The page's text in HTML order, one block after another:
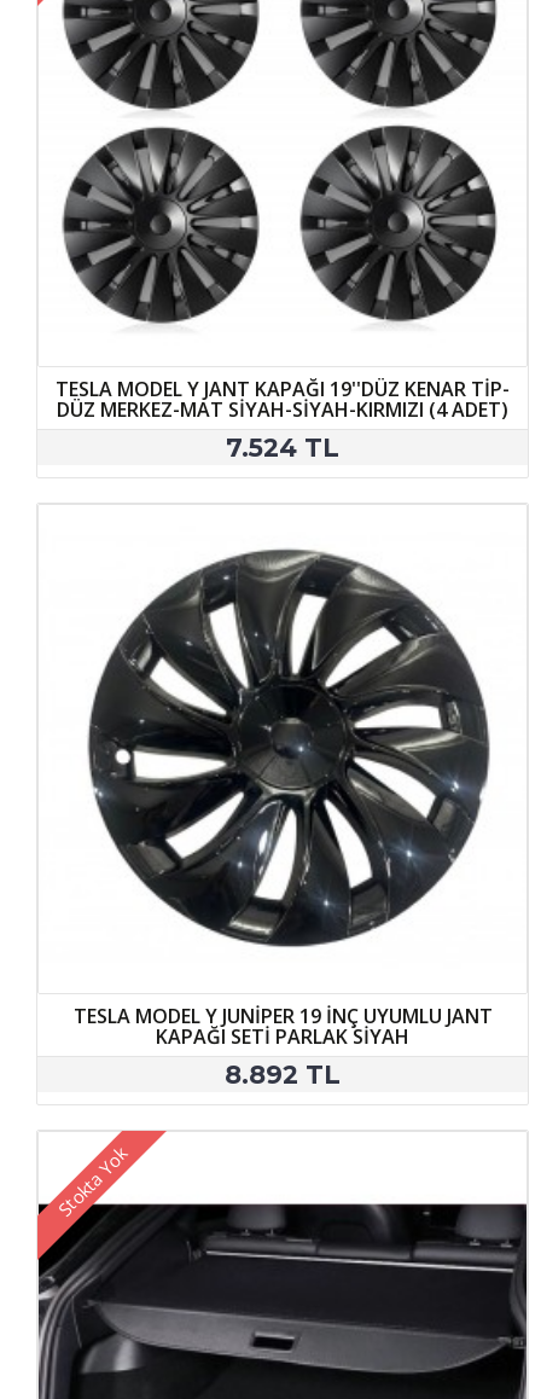
TESLA MODEL Y JANT KAPAĞI 19''DÜZ KENAR TİP-
DÜZ MERKEZ-MAT SİYAH-SİYAH-KIRMIZI (4 ADET)
7.524 TL
TESLA MODEL Y JUNİPER 19 İNÇ UYUMLU JANT
KAPAĞI SETİ PARLAK SİYAH
8.892 TL
Stokta Yok